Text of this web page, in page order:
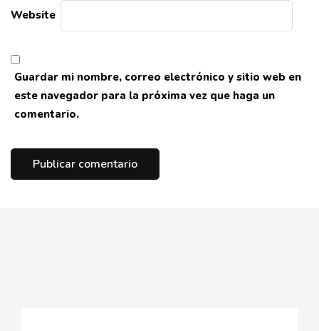
Website
Guardar mi nombre, correo electrónico y sitio web en
este navegador para la próxima vez que haga un
comentario.